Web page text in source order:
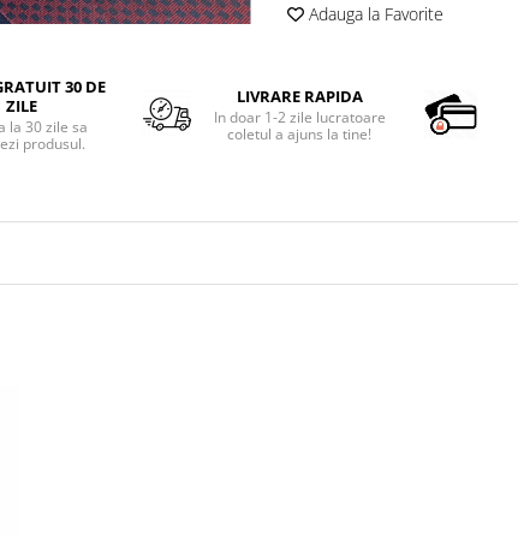
Adauga la Favorite
30 DE
ZILE
la 30 zile sa
produsul.
LIVRARE RAPIDA
In doar 1-2 zile lucratoare
coletul a ajuns la tine!